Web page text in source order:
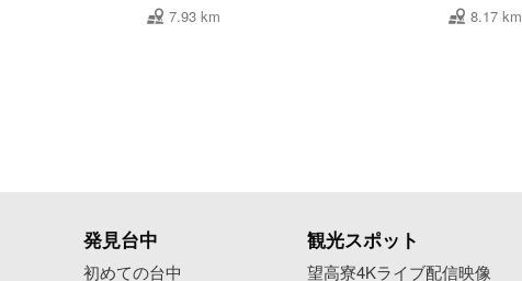
7.93 km 8.17 km
発見台中
初めての台中
観光スポット
望高寮4Kライブ配信映像